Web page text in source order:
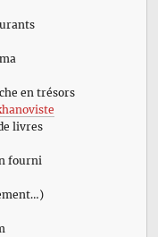
en trésors
livres
fourni